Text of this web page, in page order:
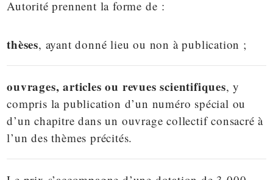
Autorité prennent la forme de :
thèses, ayant donné lieu ou non à publication ;
ouvrages, articles ou revues scientifiques, y
compris la publication d’un numéro spécial ou
d’un chapitre dans un ouvrage collectif consacré à
l’un des thèmes précités.